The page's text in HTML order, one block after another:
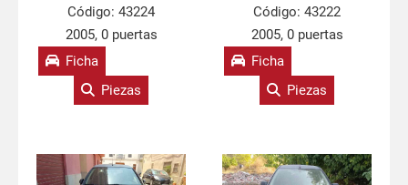
Código: 43224
2005, 0 puertas
Ficha
Piezas
Código: 43222
2005, 0 puertas
Ficha
Piezas